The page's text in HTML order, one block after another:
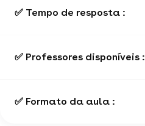
✅ Tempo de resposta :
✅ Professores disponíveis :
✅ Formato da aula :